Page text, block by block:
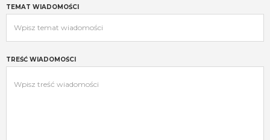
TEMAT WIADOMOŚCI
TREŚĆ WIADOMOŚCI